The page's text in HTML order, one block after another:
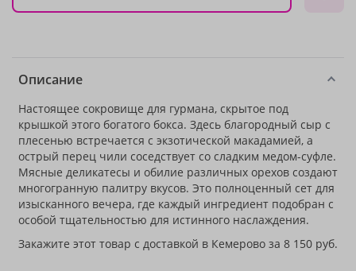
Описание
Настоящее сокровище для гурмана, скрытое под
крышкой этого богатого бокса. Здесь благородный сыр с
плесенью встречается с экзотической макадамией, а
острый перец чили соседствует со сладким медом-суфле.
Мясные деликатесы и обилие различных орехов создают
многогранную палитру вкусов. Это полноценный сет для
изысканного вечера, где каждый ингредиент подобран с
особой тщательностью для истинного наслаждения.
Закажите этот товар с доставкой в Кемерово за 8 150 руб.